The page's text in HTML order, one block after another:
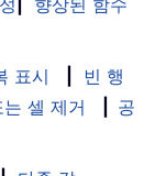
향상된 함수
표시
빈 행
셀 제거
공